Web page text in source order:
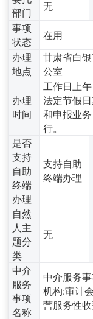
部门
无
事项
状态
在用
办理
地点
甘肃省白
公室
办理
时间
工作日上
法定节假
和申报业
行。
是否
支持
自助
终端
办理
支持自助
终端办理
自然
人主
题分
类
无
中介
服务
事项
名称
中介服务
机构:审计
营服务性收